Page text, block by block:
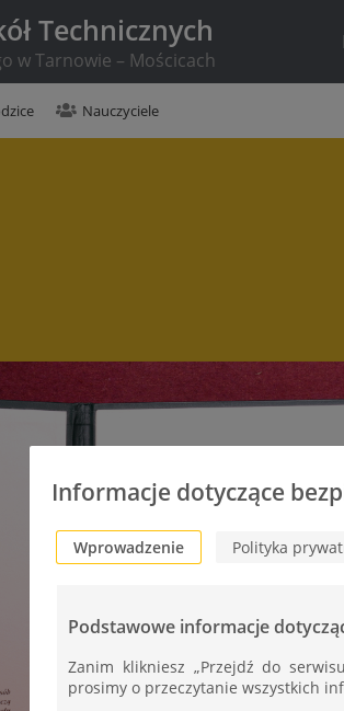
Technicznych
w Tarnowie – Mościcach
Nauczyciele
Informacje dotyczące
Wprowadzenie Polityka
Podstawowe informacje
Zanim klikniesz „Przejdź do
prosimy o przeczytanie wszystkich